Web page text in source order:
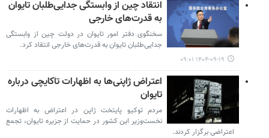
انتقاد چین از وابستگی جدایی‌طلبان تایوان
به قدرت‌های خارجی
سخنگوی دفتر امور تایوان در دولت چین از وابستگی
جدایی‌طلبان تایوان به قدرت‌های خارجی انتقاد کرد.
۱۴۰۴-۰۹-۱۹ ۰۹:۰۱
اعتراض ژاپنی‌ها به اظهارات تاکایچی درباره
تایوان
مردم توکیو پایتخت ژاپن در اعتراض به اظهارات
نخست‌وزیر این کشور در حمایت از جزیره تایوان، تجمع
اعتراضی برگزار کردند.